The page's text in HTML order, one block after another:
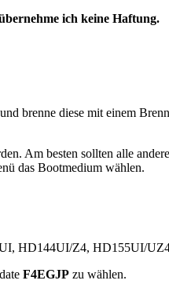
ich keine Haftung.
brenne diese mit einem
Am besten sollten alle
das Bootmedium wählen.
HD144UI/Z4, HD155UI/UZ4
F4EGJP zu wählen.